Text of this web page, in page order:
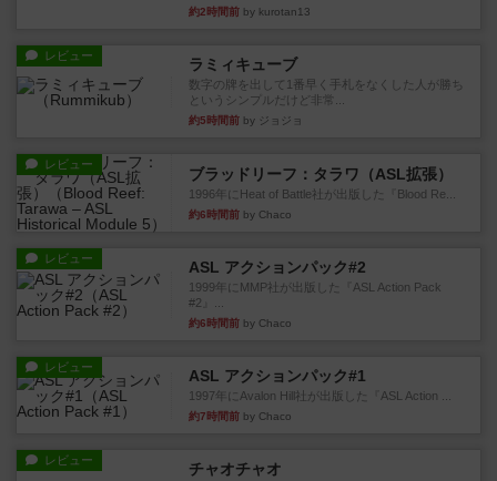
約2時間前 by kurotan13
レビュー ラミィキューブ
数字の牌を出して1番早く手札をなくした人が勝ち
というシンプルだけど非常...
約5時間前 by ジョジョ
レビュー
ブラッドリーフ：タラワ（ASL拡張）
1996年にHeat of Battle社が出版した『Blood Re...
約6時間前 by Chaco
レビュー ASL アクションパック#2
1999年にMMP社が出版した『ASL Action Pack
#2』...
約6時間前 by Chaco
レビュー ASL アクションパック#1
1997年にAvalon Hill社が出版した『ASL Action ...
約7時間前 by Chaco
レビュー チャオチャオ